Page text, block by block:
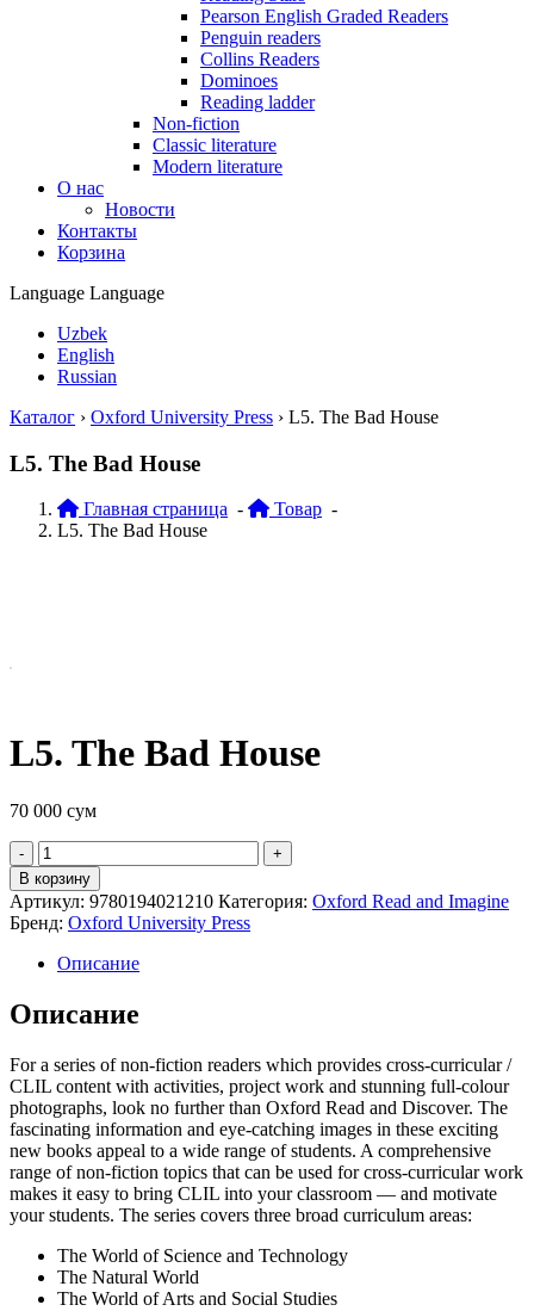
Pearson English Graded Readers
Penguin readers
Collins Readers
Dominoes
Reading ladder
Non-fiction
Classic literature
Modern literature
О нас
Новости
Контакты
Корзина
Language Language
Uzbek
English
Russian
Каталог › Oxford University Press › L5. The Bad House
L5. The Bad House
Главная страница - Товар -
L5. The Bad House
L5. The Bad House
70 000 сум
Quantity
В корзину
Артикул: 9780194021210 Категория: Oxford Read and Imagine
Бренд: Oxford University Press
Описание
Описание
For a series of non-fiction readers which provides cross-curricular /
CLIL content with activities, project work and stunning full-colour
photographs, look no further than Oxford Read and Discover. The
fascinating information and eye-catching images in these exciting
new books appeal to a wide range of students. A comprehensive
range of non-fiction topics that can be used for cross-curricular work
makes it easy to bring CLIL into your classroom — and motivate
your students. The series covers three broad curriculum areas:
The World of Science and Technology
The Natural World
The World of Arts and Social Studies